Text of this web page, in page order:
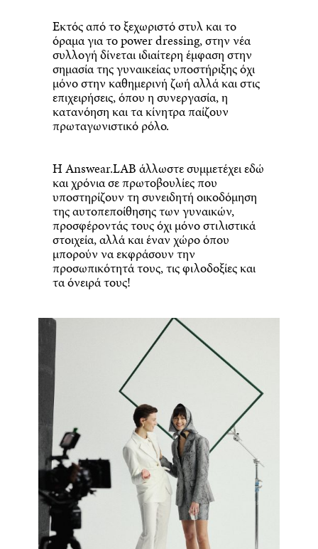
Εκτός από το ξεχωριστό στυλ και το
όραμα για το power dressing, στην νέα
συλλογή δίνεται ιδιαίτερη έμφαση στην
σημασία της γυναικείας υποστήριξης όχι
μόνο στην καθημερινή ζωή αλλά και στις
επιχειρήσεις, όπου η συνεργασία, η
κατανόηση και τα κίνητρα παίζουν
πρωταγωνιστικό ρόλο.
Η Answear.LAB άλλωστε συμμετέχει εδώ
και χρόνια σε πρωτοβουλίες που
υποστηρίζουν τη συνειδητή οικοδόμηση
της αυτοπεποίθησης των γυναικών,
προσφέροντάς τους όχι μόνο στιλιστικά
στοιχεία, αλλά και έναν χώρο όπου
μπορούν να εκφράσουν την
προσωπικότητά τους, τις φιλοδοξίες και
τα όνειρά τους!